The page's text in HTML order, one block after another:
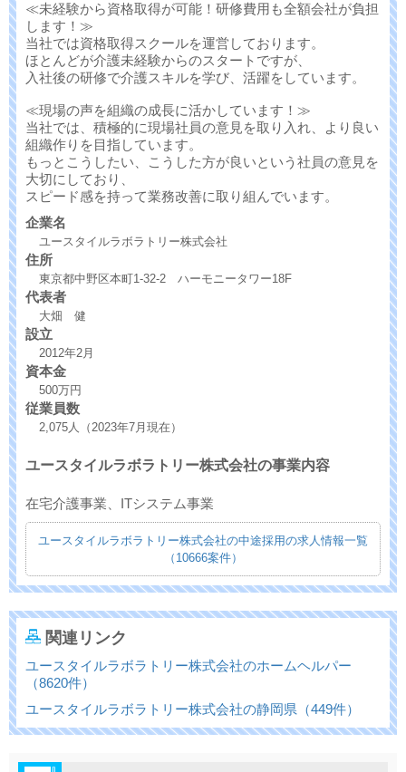
≪未経験から資格取得が可能！研修費用も全額会社が負担
します！≫
当社では資格取得スクールを運営しております。
ほとんどが介護未経験からのスタートですが、
入社後の研修で介護スキルを学び、活躍をしています。
≪現場の声を組織の成長に活かしています！≫
当社では、積極的に現場社員の意見を取り入れ、より良い
組織作りを目指しています。
もっとこうしたい、こうした方が良いという社員の意見を
大切にしており、
スピード感を持って業務改善に取り組んでいます。
企業名
ユースタイルラボラトリー株式会社
住所
東京都中野区本町1-32-2 ハーモニータワー18F
代表者
大畑 健
設立
2012年2月
資本金
500万円
従業員数
2,075人（2023年7月現在）
ユースタイルラボラトリー株式会社の事業内容
在宅介護事業、ITシステム事業
ユースタイルラボラトリー株式会社の中途採用の求人情報一覧
（10666案件）
関連リンク
ユースタイルラボラトリー株式会社のホームヘルパー
（8620件）
ユースタイルラボラトリー株式会社の静岡県（449件）